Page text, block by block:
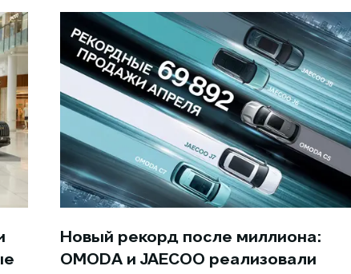
Новый рекорд после миллиона:
OMODA и JAECOO реализовали